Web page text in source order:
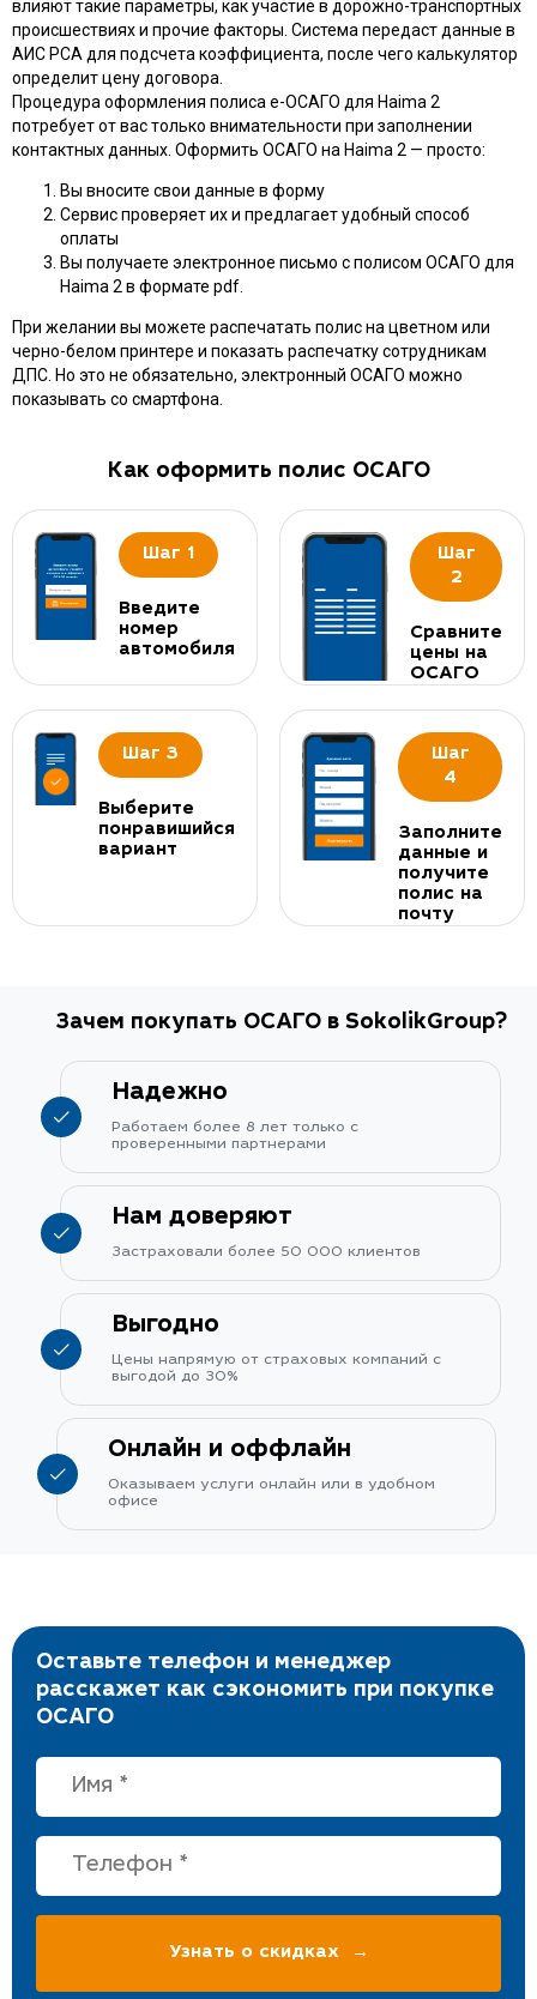
влияют такие параметры, как участие в дорожно-транспортных
происшествиях и прочие факторы. Система передаст данные в
АИС РСА для подсчета коэффициента, после чего калькулятор
определит цену договора.
Процедура оформления полиса e-ОСАГО для Haima 2
потребует от вас только внимательности при заполнении
контактных данных. Оформить ОСАГО на Haima 2 — просто:
Вы вносите свои данные в форму
Сервис проверяет их и предлагает удобный способ
оплаты
Вы получаете электронное письмо с полисом ОСАГО для
Haima 2 в формате pdf.
При желании вы можете распечатать полис на цветном или
черно-белом принтере и показать распечатку сотрудникам
ДПС. Но это не обязательно, электронный ОСАГО можно
показывать со смартфона.
Как оформить полис ОСАГО
Шаг 1
Введите
номер
автомобиля
Шаг
2
Сравните
цены на
ОСАГО
Шаг 3
Выберите
понравишийся
вариант
Шаг
4
Заполните
данные и
получите
полис на
почту
Зачем покупать ОСАГО в SokolikGroup?
Надежно
Работаем более 8 лет только с
проверенными партнерами
Нам доверяют
Застраховали более 50 000 клиентов
Выгодно
Цены напрямую от страховых компаний с
выгодой до 30%
Онлайн и оффлайн
Оказываем услуги онлайн или в удобном
офисе
Оставьте телефон и менеджер
расскажет как сэкономить при покупке
ОСАГО